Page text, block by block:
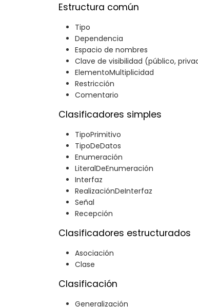
Estructura común
Tipo
Dependencia
Espacio de nombres
Clave de visibilidad (público,
ElementoMultiplicidad
Restricción
Comentario
Clasificadores simples
TipoPrimitivo
TipoDeDatos
Enumeración
LiteralDeEnumeración
Interfaz
RealizaciónDeInterfaz
Señal
Recepción
Clasificadores estructurados
Asociación
Clase
Clasificación
Generalización